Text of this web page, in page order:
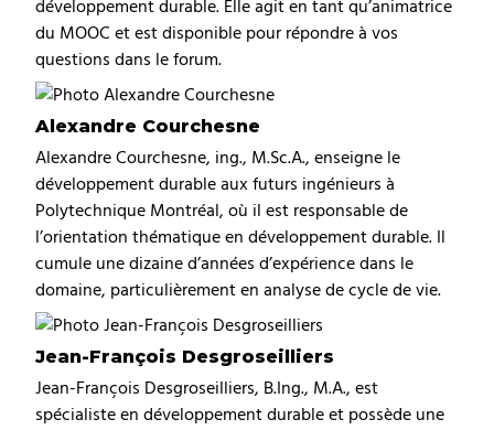
développement durable. Elle agit en tant qu’animatrice
du MOOC et est disponible pour répondre à vos
questions dans le forum.
Alexandre Courchesne
Alexandre Courchesne, ing., M.Sc.A., enseigne le
développement durable aux futurs ingénieurs à
Polytechnique Montréal, où il est responsable de
l’orientation thématique en développement durable. Il
cumule une dizaine d’années d’expérience dans le
domaine, particulièrement en analyse de cycle de vie.
Jean-François Desgroseilliers
Jean-François Desgroseilliers, B.Ing., M.A., est
spécialiste en développement durable et possède une